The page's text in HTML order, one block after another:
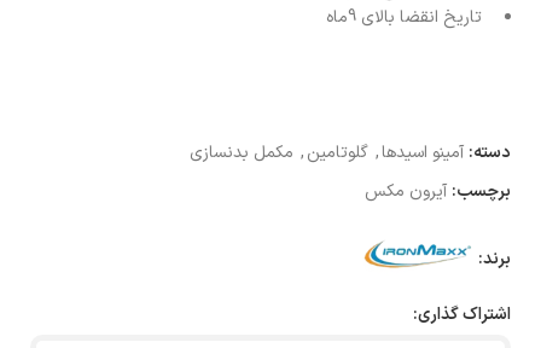
تاریخ انقضا بالای 9ماه
دسته: آمینو اسیدها, گلوتامین, مکمل بدنسازی
برچسب: آیرون مکس
برند:
اشتراک گذاری: